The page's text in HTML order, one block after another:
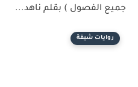
جميع الفصول ) بقلم ناهد...
روايات شيقة